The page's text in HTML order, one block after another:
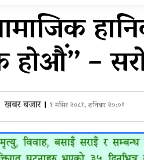
प्रतिनिधि नआउने
पुन: एमाले-नेकपा
प्रदेशको भागबण्डा यस्तो
–
खबर बजार। १ मंसिर २०८१, शनिबार २०:०१